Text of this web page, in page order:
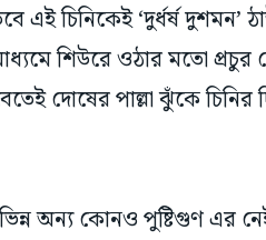
এই চিনিকেই ‘দুর্ধর্ষ দুশমন’
শিউরে ওঠার মতো
দোষের পাল্লা ঝুঁকে চিনির
অন্য কোনও পুষ্টিগুণ এর